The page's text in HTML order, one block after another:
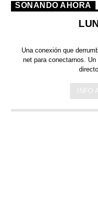
SONANDO AHORA
Una conexión que
net para conectarnos.
INFO